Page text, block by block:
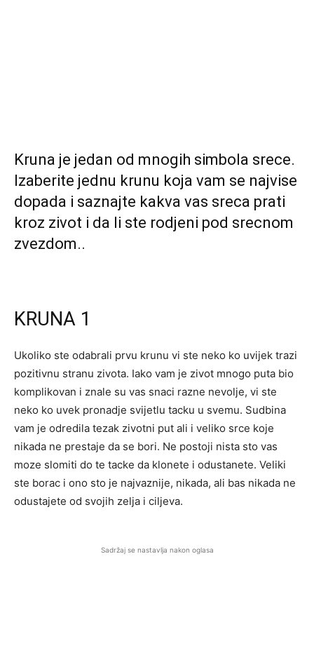
Kruna je jedan od mnogih simbola srece.
Izaberite jednu krunu koja vam se najvise
dopada i saznajte kakva vas sreca prati
kroz zivot i da li ste rodjeni pod srecnom
zvezdom..
KRUNA 1
Ukoliko ste odabrali prvu krunu vi ste neko ko uvijek trazi
pozitivnu stranu zivota. Iako vam je zivot mnogo puta bio
komplikovan i znale su vas snaci razne nevolje, vi ste
neko ko uvek pronadje svijetlu tacku u svemu. Sudbina
vam je odredila tezak zivotni put ali i veliko srce koje
nikada ne prestaje da se bori. Ne postoji nista sto vas
moze slomiti do te tacke da klonete i odustanete. Veliki
ste borac i ono sto je najvaznije, nikada, ali bas nikada ne
odustajete od svojih zelja i ciljeva.
Sadržaj se nastavlja nakon oglasa